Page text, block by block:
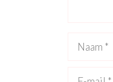
Naam